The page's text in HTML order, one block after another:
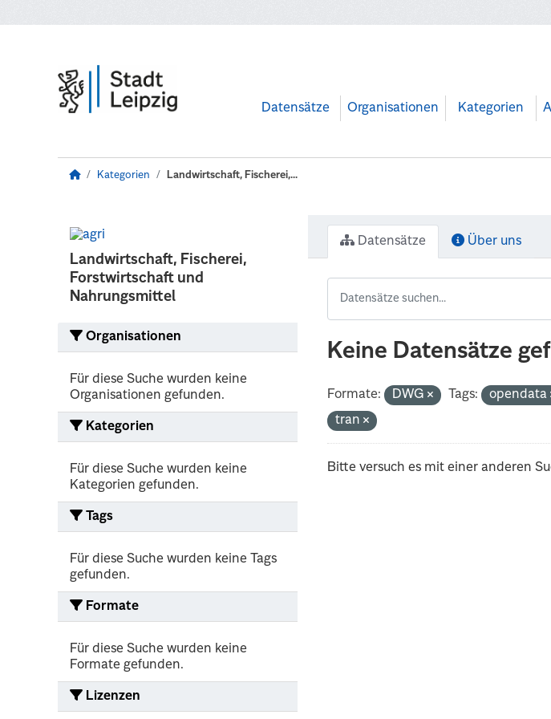
Datensätze Organisationen Kategorien
Kategorien Landwirtschaft, Fischerei,...
Landwirtschaft, Fischerei,
Forstwirtschaft und
Nahrungsmittel
Organisationen
Für diese Suche wurden keine
Organisationen gefunden.
Kategorien
Für diese Suche wurden keine
Kategorien gefunden.
Tags
Für diese Suche wurden keine Tags
gefunden.
Formate
Für diese Suche wurden keine
Formate gefunden.
Lizenzen
Datensätze Über uns
Keine Datensätze
Formate: DWG Tags: opendata
tran
Bitte versuch es mit einer anderen